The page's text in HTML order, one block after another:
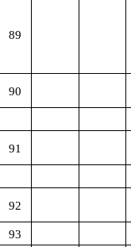
89
90
91
92
93